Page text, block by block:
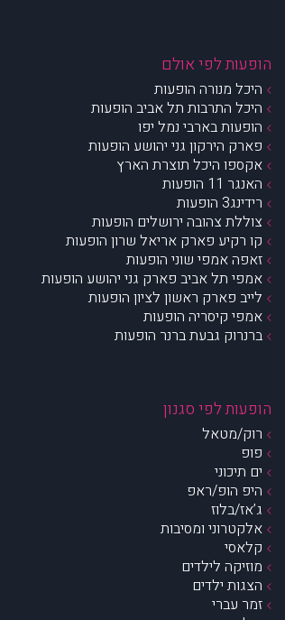
הופעות לפי אולם
היכל מנורה הופעות
היכל התרבות תל אביב הופעות
הופעות בארבי נמל יפו
פארק הירקון גני יהושע הופעות
אקספו היכל תוצרת הארץ
האנגר 11 הופעות
רידינג3 הופעות
צוללת צהובה ירושלים הופעות
קו רקיע פארק אריאל שרון הופעות
זאפה אמפי שוני הופעות
אמפי תל אביב פארק גני יהושע הופעות
לייב פארק ראשון לציון הופעות
אמפי קיסריה הופעות
ברנרוק גבעת ברנר הופעות
הופעות לפי סגנון
רוק/מטאל
פופ
ים תיכוני
היפ הופ/ראפ
ג’אז/בלוז
אלקטרוני ומסיבות
קלאסי
מוזיקה לילדים
הצגות ילדים
זמר עברי